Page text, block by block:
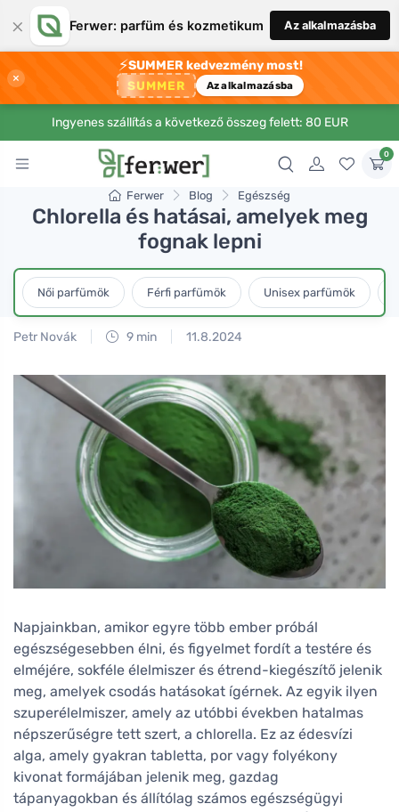
× Ferwer: parfüm és kozmetikum Az alkalmazásba
×
⚡SUMMER kedvezmény most!
SUMMER Az alkalmazásba
Ingyenes szállítás a következő összeg felett: 80 EUR
0
Ferwer Blog Egészség
Chlorella és hatásai, amelyek meg
fognak lepni
Női parfümök Férfi parfümök Unisex parfümök
Petr Novák 9 min 11.8.2024
Napjainkban, amikor egyre több ember próbál
egészségesebben élni, és figyelmet fordít a testére és
elméjére, sokféle élelmiszer és étrend-kiegészítő jelenik
meg, amelyek csodás hatásokat ígérnek. Az egyik ilyen
szuperélelmiszer, amely az utóbbi években hatalmas
népszerűségre tett szert, a chlorella. Ez az édesvízi
alga, amely gyakran tabletta, por vagy folyékony
kivonat formájában jelenik meg, gazdag
tápanyagokban és állítólag számos egészségügyi